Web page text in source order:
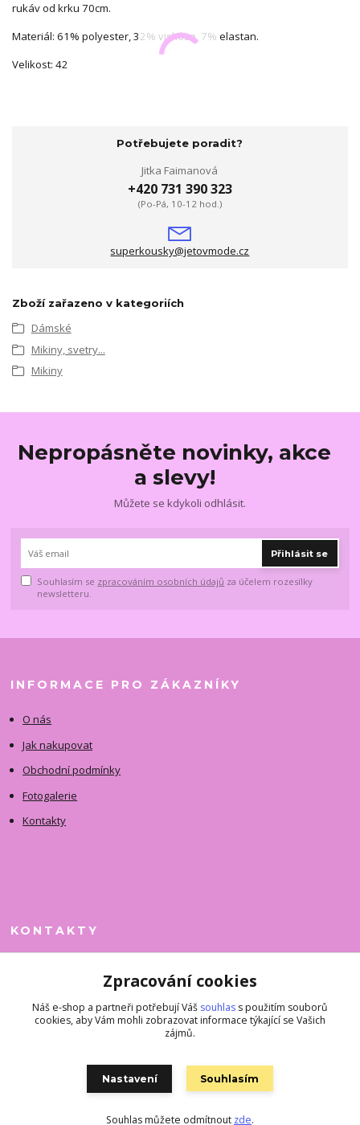
rukáv od krku 70cm.
Materiál: 61% polyester, 32% viskóza, 7% elastan.
Velikost: 42
Potřebujete poradit?
Jitka Faimanová
+420 731 390 323
(Po-Pá, 10-12 hod.)
superkousky@jetovmode.cz
Zboží zařazeno v kategoriích
Dámské
Mikiny, svetry...
Mikiny
Nepropásněte novinky, akce
a slevy!
Můžete se kdykoli odhlásit.
Přihlásit se
Souhlasím se zpracováním osobních údajů za účelem rozesílky
newsletteru.
INFORMACE PRO ZÁKAZNÍKY
O nás
Jak nakupovat
Obchodní podmínky
Fotogalerie
Kontakty
KONTAKTY
+420 731 390 323
superkousky@jetovmode.cz
Zpracování cookies
Náš e-shop a partneři potřebují Váš souhlas s použitím souborů
cookies, aby Vám mohli zobrazovat informace týkající se Vašich
zájmů.
Nastavení Souhlasím
Souhlas můžete odmítnout zde.